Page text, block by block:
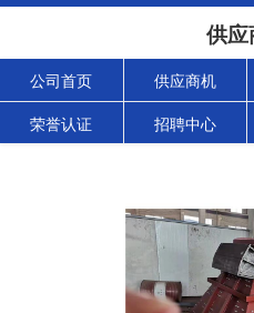
供应
公司首页 供应商机
荣誉认证 招聘中心